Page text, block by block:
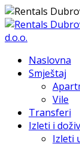
Naslovna
Smještaj
Vile
Transferi
Izleti i
Izleti